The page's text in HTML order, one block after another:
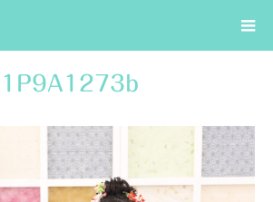
1P9A1273b